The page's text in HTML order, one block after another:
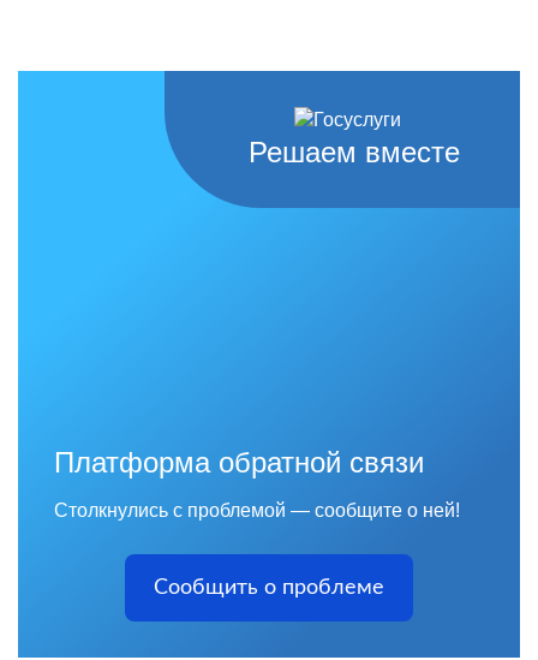
Решаем вместе
Платформа обратной связи
Столкнулись с проблемой — сообщите о ней!
Сообщить о проблеме